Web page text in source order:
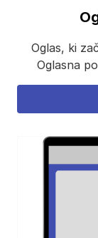
Oglas, ki
Oglasna